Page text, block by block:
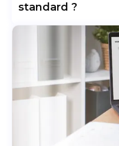
standard ?